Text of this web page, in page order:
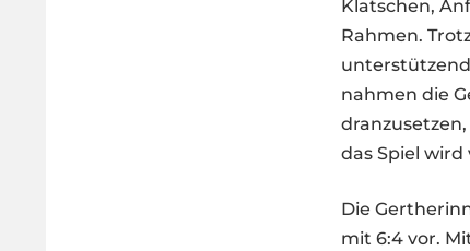
Klatschen,
Rahmen.
nahmen die
das Spiel
Die
mit 6:4 vor.